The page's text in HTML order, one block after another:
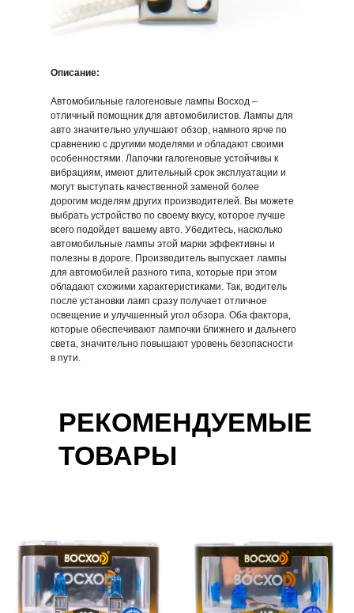
Описание:
Автомобильные галогеновые лампы Восход –
отличный помощник для автомобилистов. Лампы для
авто значительно улучшают обзор, намного ярче по
сравнению с другими моделями и обладают своими
особенностями. Лапочки галогеновые устойчивы к
вибрациям, имеют длительный срок эксплуатации и
могут выступать качественной заменой более
дорогим моделям других производителей. Вы можете
выбрать устройство по своему вкусу, которое лучше
всего подойдет вашему авто. Убедитесь, насколько
автомобильные лампы этой марки эффективны и
полезны в дороге. Производитель выпускает лампы
для автомобилей разного типа, которые при этом
обладают схожими характеристиками. Так, водитель
после установки ламп сразу получает отличное
освещение и улучшенный угол обзора. Оба фактора,
которые обеспечивают лампочки ближнего и дальнего
света, значительно повышают уровень безопасности
в пути.
РЕКОМЕНДУЕМЫЕ
ТОВАРЫ
В корзину В корзину
483,30 р.
В корзину
Галогенные лампы
Восход
Hyper White H3
В корзину
Галогенные лампы
Hyper White H1